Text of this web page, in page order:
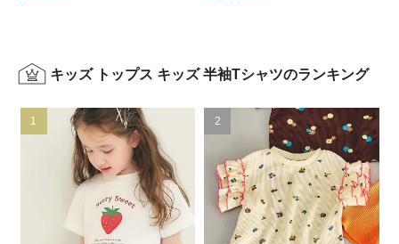
キッズ トップス キッズ 半袖Tシャツのランキング
1 2